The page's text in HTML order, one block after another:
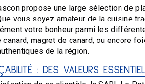
propose une large sélection de
vous soyez amateur de la cuisine
votre bonheur parmi les
magret de canard, ou encore
de la région.
: DES VALEURS